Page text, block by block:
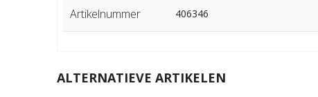
Artikelnummer 406346
ALTERNATIEVE ARTIKELEN